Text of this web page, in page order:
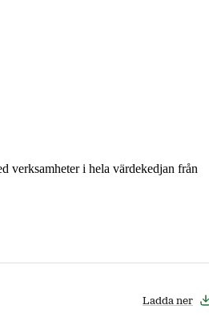
verksamheter i hela värdekedjan från
Ladda ner